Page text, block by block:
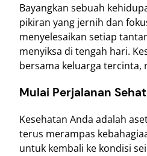
Bayangkan sebuah
pikiran yang jernih dan
menyelesaikan setiap
menyiksa di tengah hari.
bersama keluarga tercinta,
Mulai Perjalanan
Kesehatan Anda adalah
terus merampas
untuk kembali ke kondisi